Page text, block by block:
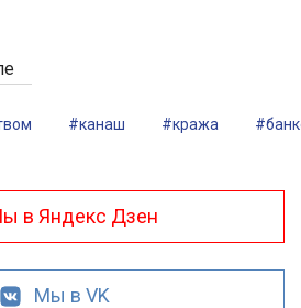
#канаш #кража
в Яндекс Дзен
Мы в VK